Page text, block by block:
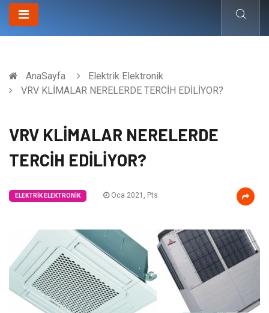
AnaSayfa
Elektrik Elektronik
VRV KLİMALAR NERELERDE TERCİH EDİLİYOR?
VRV KLİMALAR NERELERDE
TERCİH EDİLİYOR?
ELEKTRIK ELEKTRONIK Oca 2021, Pts